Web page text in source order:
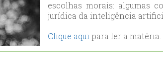
umraniye
escort
atasehirescort
sisli
escolhas morais: algumas
jurídica da inteligência
Clique aqui para ler a matéria.